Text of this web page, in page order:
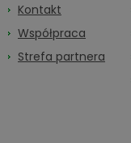
Kontakt
Współpraca
Strefa partnera